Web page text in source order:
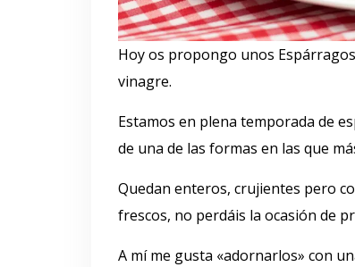
Hoy os propongo unos
vinagre.
Estamos en plena temporada de
de una de las formas en las que
Quedan enteros, crujientes pero
frescos, no perdáis la ocasión de
A mí me gusta «adornarlos» con